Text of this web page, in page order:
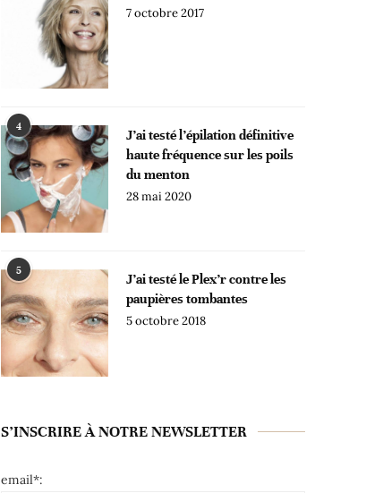
7 octobre 2017
4
J’ai testé l’épilation définitive
haute fréquence sur les poils
du menton
28 mai 2020
5
J’ai testé le Plex’r contre les
paupières tombantes
5 octobre 2018
S’INSCRIRE À NOTRE NEWSLETTER
email*: